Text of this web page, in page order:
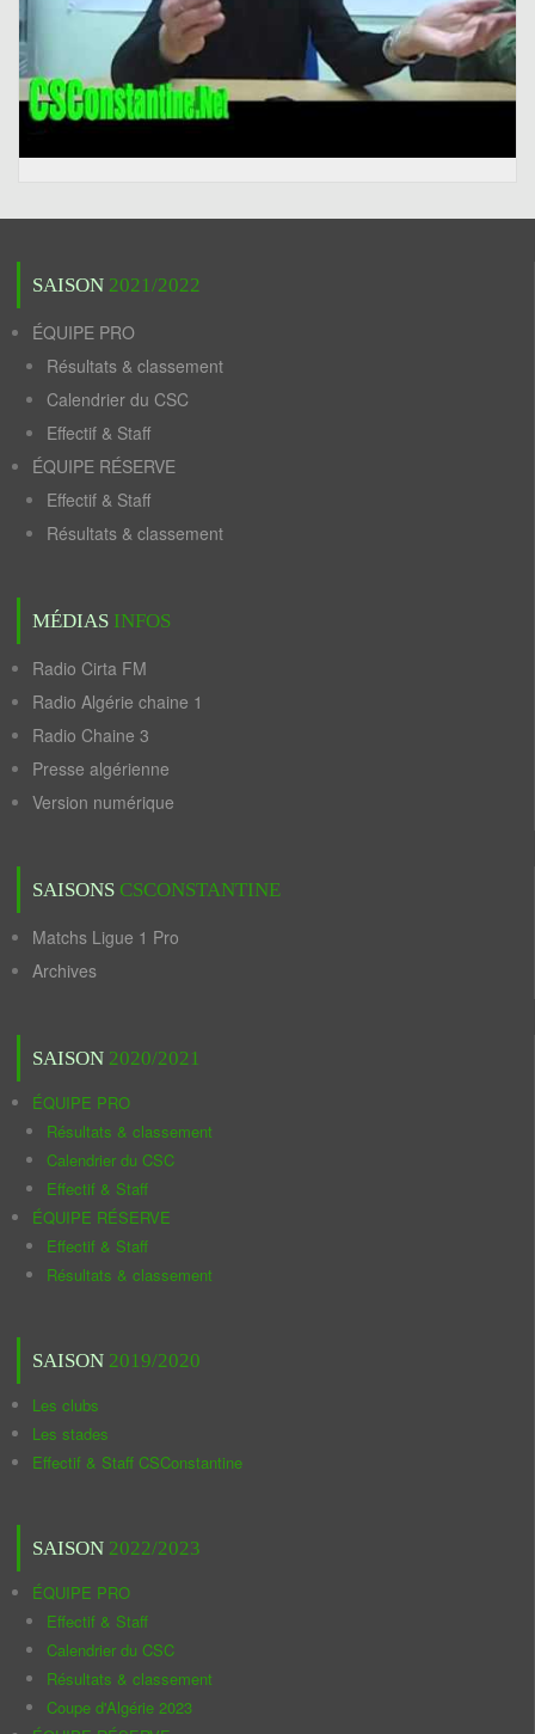
SAISON 2021/2022
ÉQUIPE PRO
Résultats & classement
Calendrier du CSC
Effectif & Staff
ÉQUIPE RÉSERVE
Effectif & Staff
Résultats & classement
MÉDIAS INFOS
Radio Cirta FM
Radio Algérie chaine 1
Radio Chaine 3
Presse algérienne
Version numérique
SAISONS CSCONSTANTINE
Matchs Ligue 1 Pro
Archives
SAISON 2020/2021
ÉQUIPE PRO
Résultats & classement
Calendrier du CSC
Effectif & Staff
ÉQUIPE RÉSERVE
Effectif & Staff
Résultats & classement
SAISON 2019/2020
Les clubs
Les stades
Effectif & Staff CSConstantine
SAISON 2022/2023
ÉQUIPE PRO
Effectif & Staff
Calendrier du CSC
Résultats & classement
Coupe d'Algérie 2023